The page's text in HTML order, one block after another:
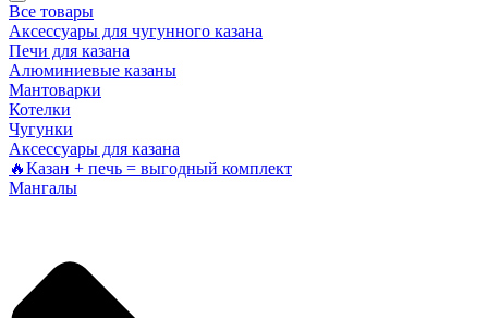
Все товары
Аксессуары для чугунного казана
Печи для казана
Алюминиевые казаны
Мантоварки
Котелки
Чугунки
Аксессуары для казана
🔥Казан + печь = выгодный комплект
Мангалы